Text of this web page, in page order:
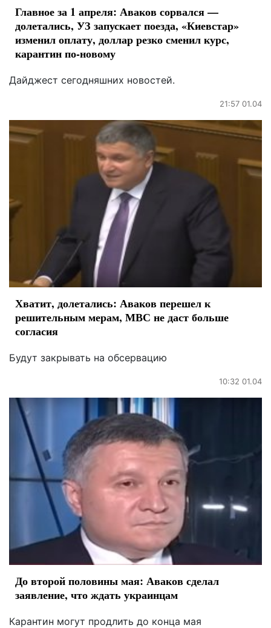
Главное за 1 апреля: Аваков сорвался —
долетались, УЗ запускает поезда, «Киевстар»
изменил оплату, доллар резко сменил курс,
карантин по-новому
Дайджест сегодняшних новостей.
21:57 01.04
Хватит, долетались: Аваков перешел к
решительным мерам, МВС не даст больше
согласия
Будут закрывать на обсервацию
10:32 01.04
До второй половины мая: Аваков сделал
заявление, что ждать украинцам
Карантин могут продлить до конца мая